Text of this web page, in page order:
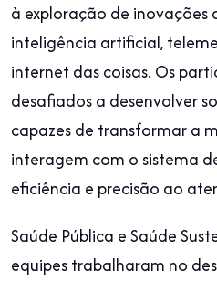
à exploração de inovações
inteligência artificial,
internet das coisas. Os
desafiados a desenvolver
capazes de transformar a
interagem com o sistema
eficiência e precisão ao
Saúde Pública e Saúde
equipes trabalharam no